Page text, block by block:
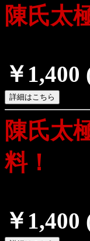
陳氏
￥1,400
陳氏
料！
￥1,400